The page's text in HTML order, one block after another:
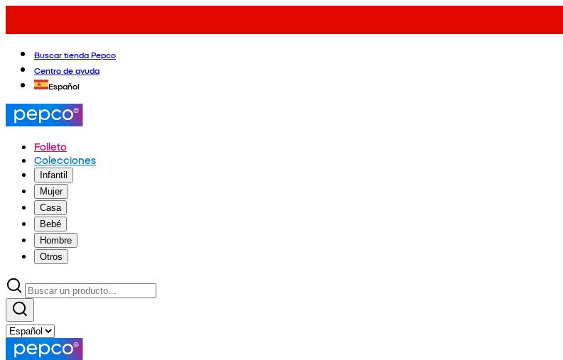
Buscar tienda Pepco
Centro de ayuda
Español
Folleto
Colecciones
Infantil
Mujer
Casa
Bebé
Hombre
Otros